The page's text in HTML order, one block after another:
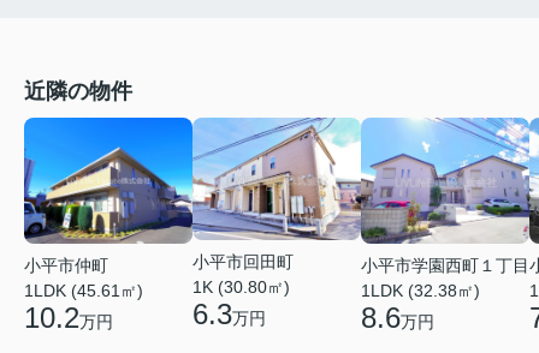
近隣の物件
小平市仲町
1LDK (45.61㎡)
10.2万円
小平市回田町
1K (30.80㎡)
6.3万円
小平市学園西町１丁目
1LDK (32.38㎡)
8.6万円